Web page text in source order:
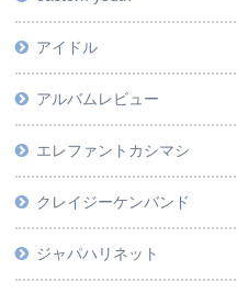
アイドル
アルバムレビュー
エレファントカシマシ
クレイジーケンバンド
ジャパハリネット